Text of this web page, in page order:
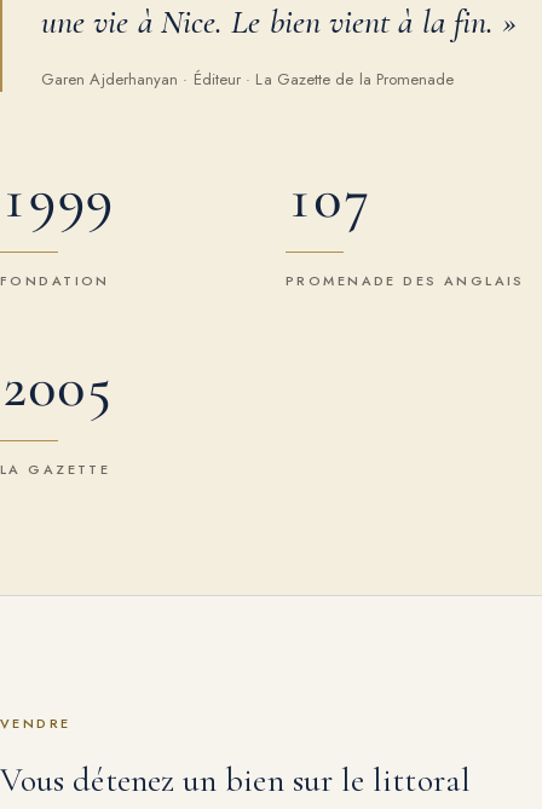
une vie à Nice. Le bien vient à la fin. »
Garen Ajderhanyan · Éditeur · La Gazette de la Promenade
1999
FONDATION
107
PROMENADE DES ANGLAIS
2005
LA GAZETTE
VENDRE
Vous détenez un bien sur le littoral